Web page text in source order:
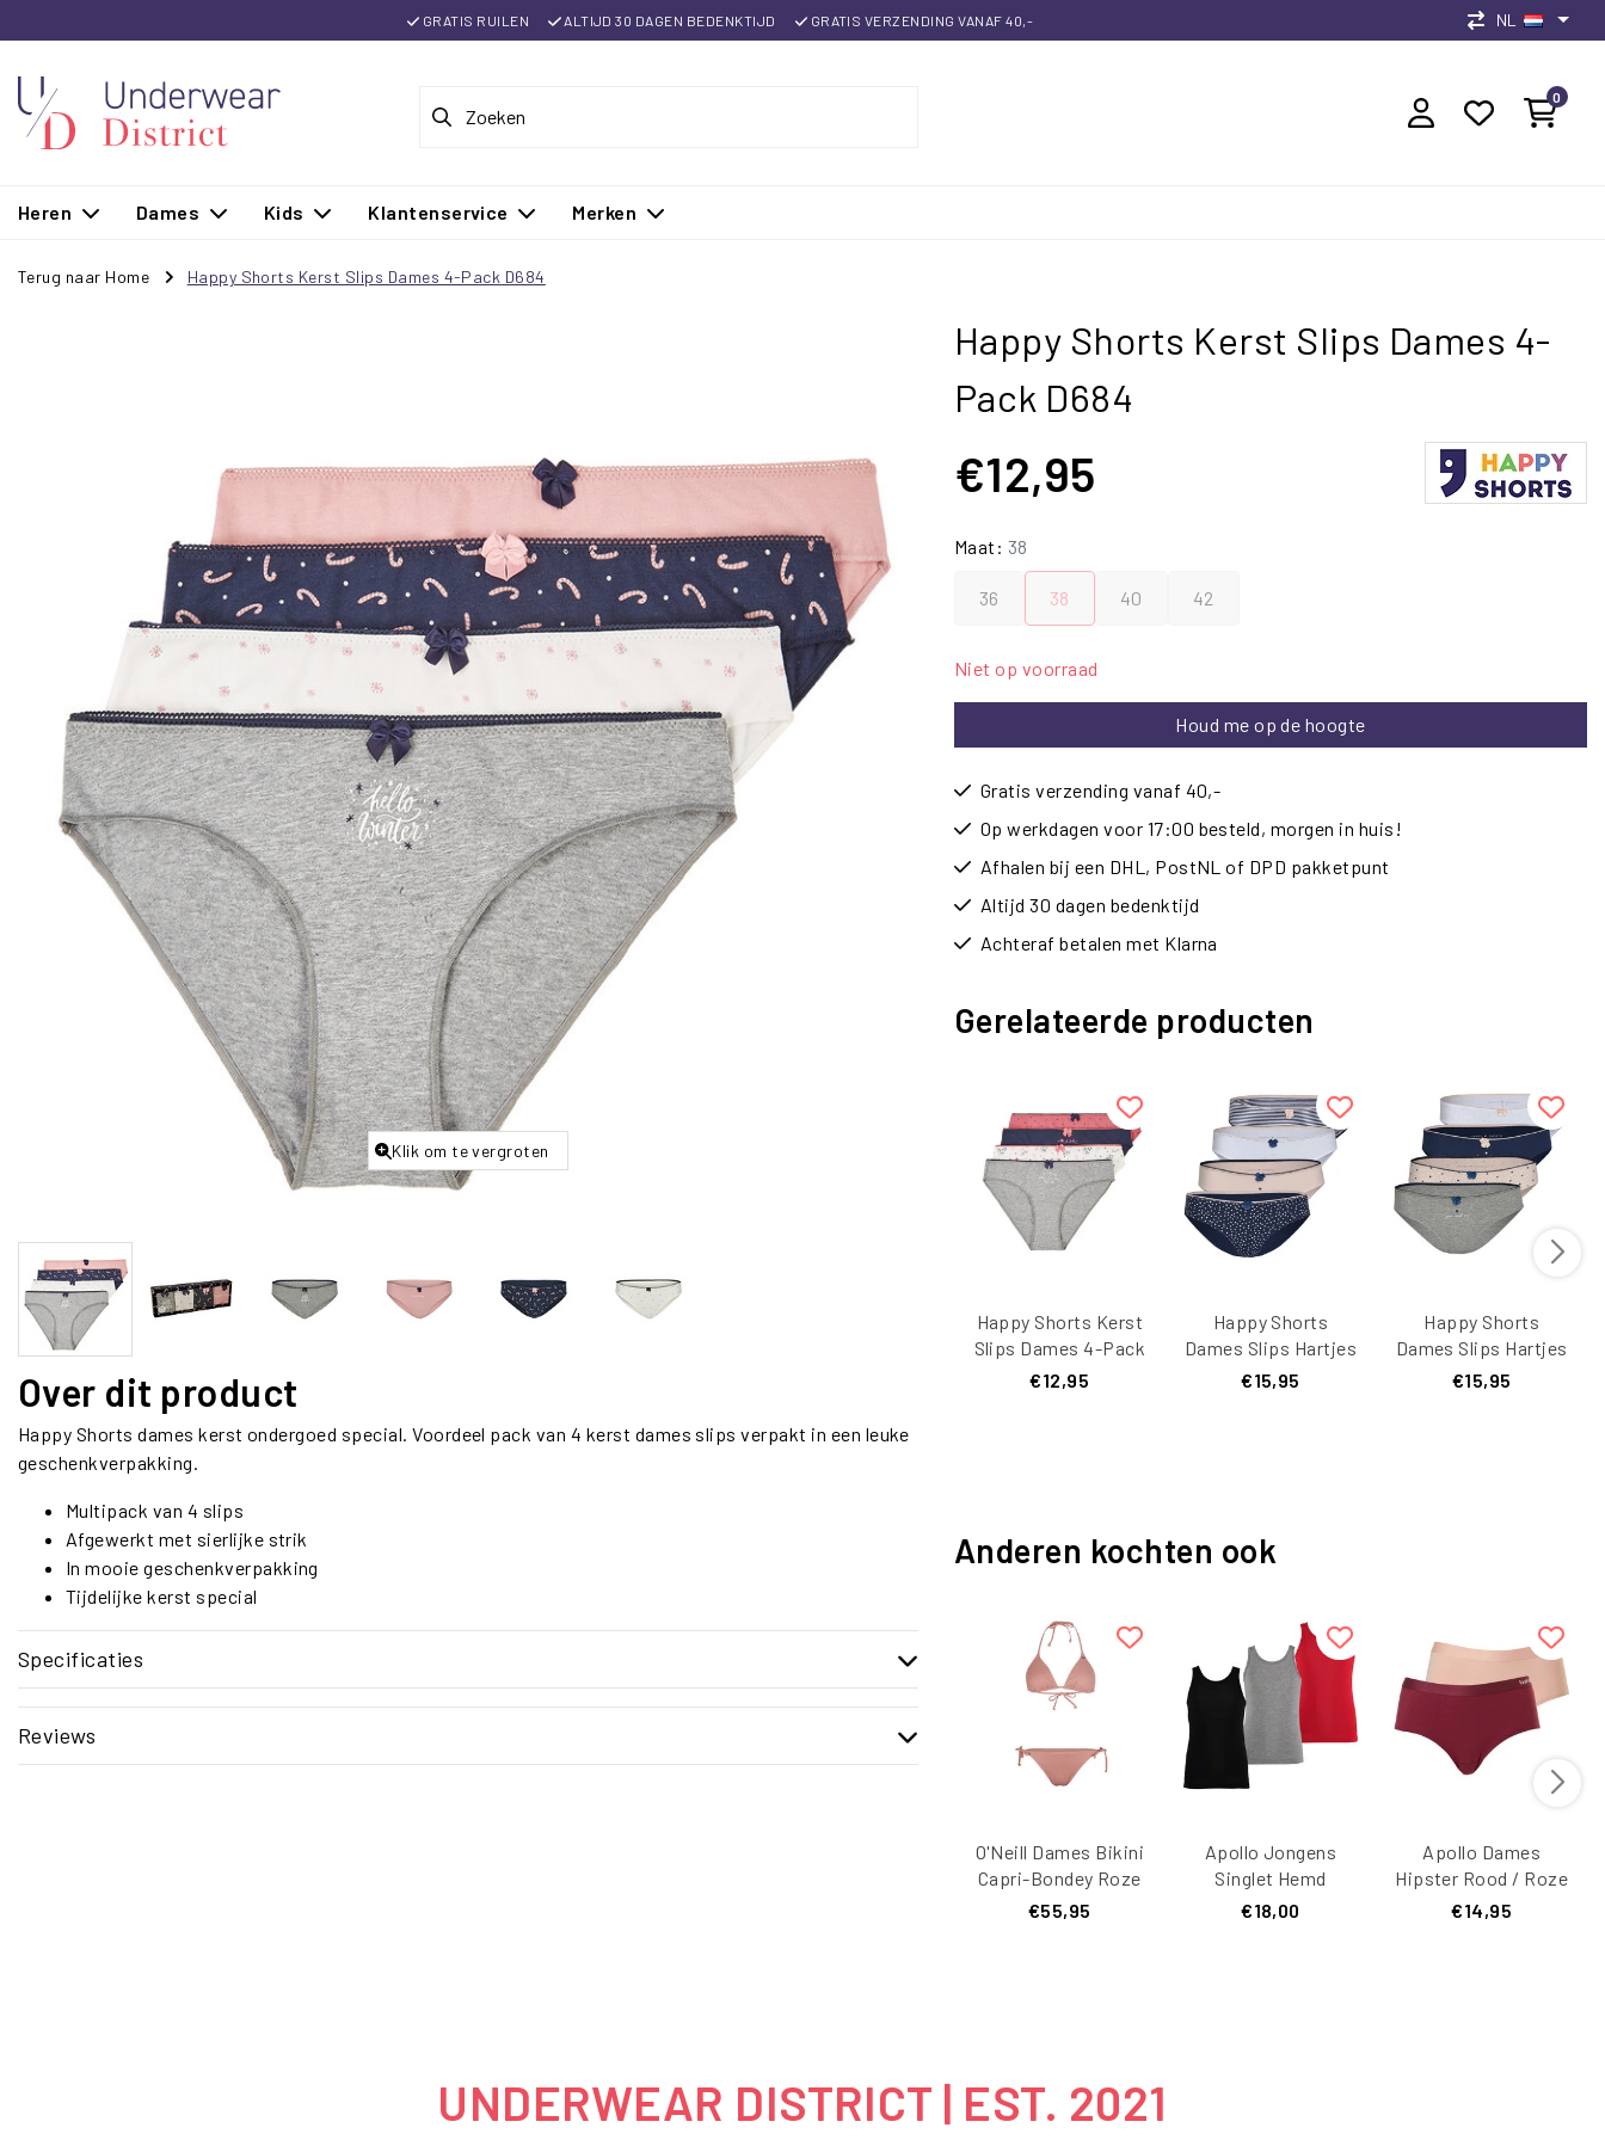
GRATIS RUILEN ALTIJD 30 DAGEN BEDENKTIJD GRATIS VERZENDING VANAF 40,- NL
0
Heren Dames Kids Klantenservice Merken
Terug naar Home Happy Shorts Kerst Slips Dames 4-Pack D684
Klik om te vergroten
Over dit product
Happy Shorts dames kerst ondergoed special. Voordeel pack van 4 kerst dames slips verpakt in een leuke
geschenkverpakking.
Multipack van 4 slips
Afgewerkt met sierlijke strik
In mooie geschenkverpakking
Tijdelijke kerst special
Specificaties
Reviews
Happy Shorts Kerst Slips Dames 4-
Pack D684
€12,95
Maat: 38
36 38 40 42
Niet op voorraad
Houd me op de hoogte
Gratis verzending vanaf 40,-
Op werkdagen voor 17:00 besteld, morgen in huis!
Afhalen bij een DHL, PostNL of DPD pakketpunt
Altijd 30 dagen bedenktijd
Achteraf betalen met Klarna
Gerelateerde producten
Happy Shorts Kerst
Slips Dames 4-Pack
D685
€12,95
Happy Shorts
Dames Slips Hartjes
Print 4-Pack D688
€15,95
Happy Shorts
Dames Slips Hartjes
Print 4-Pack D687
€15,95
Anderen kochten ook
O'Neill Dames Bikini
Capri-Bondey Roze
€55,95
Apollo Jongens
Singlet Hemd
Bamboe 3-Pack
€18,00
Apollo Dames
Hipster Rood / Roze
Bamboe 2-pack
€14,95
UNDERWEAR DISTRICT | EST. 2021